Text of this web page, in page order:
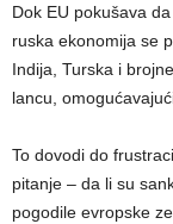
Dok EU pokušava
ruska ekonomija se
Indija, Turska i
lancu,
To dovodi do
pitanje – da li su
pogodile evropske